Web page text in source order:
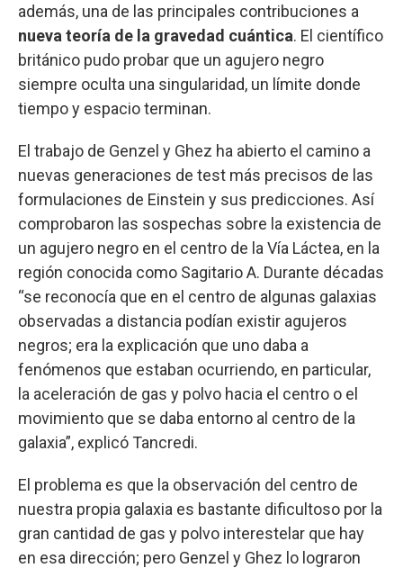
además, una de las principales contribuciones a
nueva teoría de la gravedad cuántica. El científico
británico pudo probar que un agujero negro
siempre oculta una singularidad, un límite donde
tiempo y espacio terminan.
El trabajo de Genzel y Ghez ha abierto el camino a
nuevas generaciones de test más precisos de las
formulaciones de Einstein y sus predicciones. Así
comprobaron las sospechas sobre la existencia de
un agujero negro en el centro de la Vía Láctea, en la
región conocida como Sagitario A. Durante décadas
“se reconocía que en el centro de algunas galaxias
observadas a distancia podían existir agujeros
negros; era la explicación que uno daba a
fenómenos que estaban ocurriendo, en particular,
la aceleración de gas y polvo hacia el centro o el
movimiento que se daba entorno al centro de la
galaxia”, explicó Tancredi.
El problema es que la observación del centro de
nuestra propia galaxia es bastante dificultoso por la
gran cantidad de gas y polvo interestelar que hay
en esa dirección; pero Genzel y Ghez lo lograron